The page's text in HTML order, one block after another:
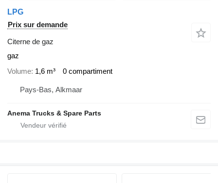
LPG
Prix sur demande
Citerne de gaz
gaz
Volume 1,6 m³ 0 compartiment
Pays-Bas, Alkmaar
Anema Trucks & Spare Parts